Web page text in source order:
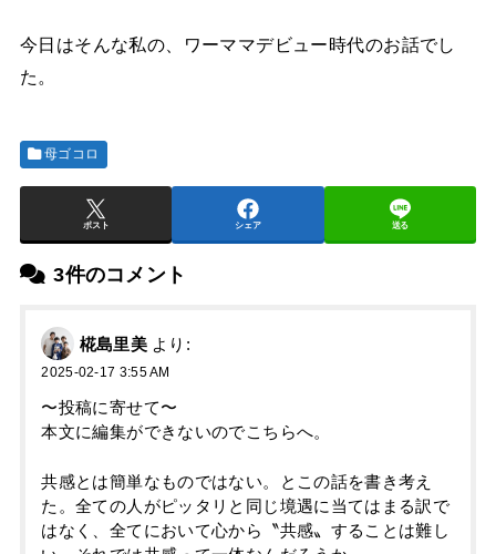
今日はそんな私の、ワーママデビュー時代のお話でし
た。
母ゴコロ
ポスト シェア 送る
3件のコメント
椛島里美 より:
2025-02-17 3:55 AM
〜投稿に寄せて〜
本文に編集ができないのでこちらへ。
共感とは簡単なものではない。とこの話を書き考え
た。全ての人がピッタリと同じ境遇に当てはまる訳で
はなく、全てにおいて心から〝共感〟することは難し